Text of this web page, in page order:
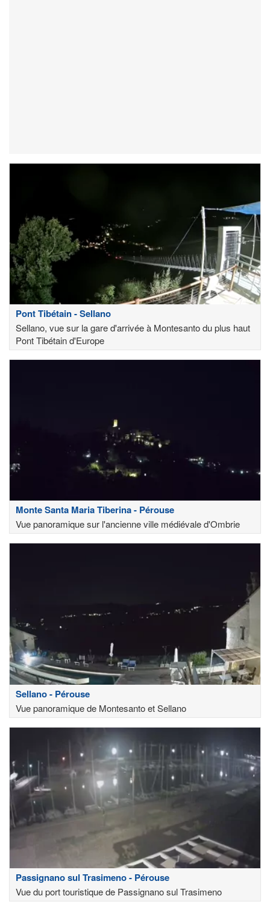
Pont Tibétain - Sellano
Sellano, vue sur la gare d'arrivée à Montesanto du plus haut
Pont Tibétain d'Europe
Monte Santa Maria Tiberina - Pérouse
Vue panoramique sur l'ancienne ville médiévale d'Ombrie
Sellano - Pérouse
Vue panoramique de Montesanto et Sellano
Passignano sul Trasimeno - Pérouse
Vue du port touristique de Passignano sul Trasimeno